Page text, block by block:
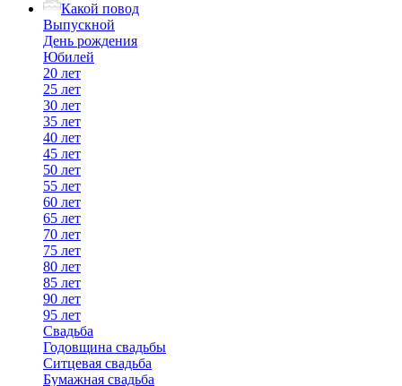
Какой повод
Выпускной
День рождения
Юбилей
20 лет
25 лет
30 лет
35 лет
40 лет
45 лет
50 лет
55 лет
60 лет
65 лет
70 лет
75 лет
80 лет
85 лет
90 лет
95 лет
Свадьба
Годовщина свадьбы
Ситцевая свадьба
Бумажная свадьба